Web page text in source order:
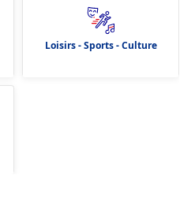
Loisirs - Sports - Culture